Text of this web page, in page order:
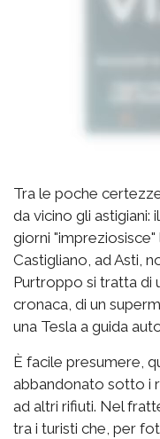
Tra le poche
da vicino gli astigiani:
giorni
Castigliano, ad Asti,
Purtroppo si tratta di
cronaca, di un
una Tesla a guida
È facile presumere,
abbandonato sotto i
ad altri rifiuti. Nel
tra i turisti che, per